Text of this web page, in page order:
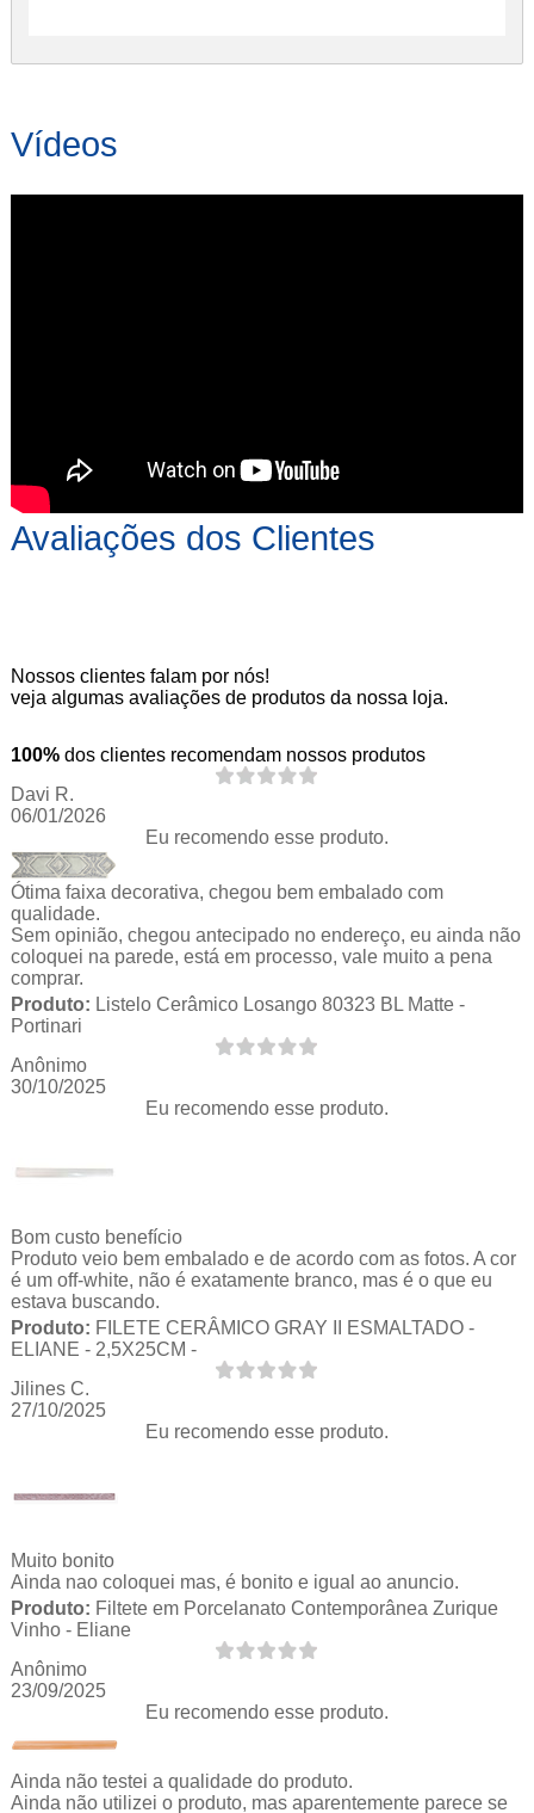
Vídeos
Avaliações dos Clientes
Nossos clientes falam por nós!
veja algumas avaliações de produtos da nossa loja.
100% dos clientes recomendam nossos produtos
Davi R.
06/01/2026
Eu recomendo esse produto.
Ótima faixa decorativa, chegou bem embalado com
qualidade.
Sem opinião, chegou antecipado no endereço, eu ainda não
coloquei na parede, está em processo, vale muito a pena
comprar.
Produto: Listelo Cerâmico Losango 80323 BL Matte -
Portinari
Anônimo
30/10/2025
Eu recomendo esse produto.
Bom custo benefício
Produto veio bem embalado e de acordo com as fotos. A cor
é um off-white, não é exatamente branco, mas é o que eu
estava buscando.
Produto: FILETE CERÂMICO GRAY II ESMALTADO -
ELIANE - 2,5X25CM -
Jilines C.
27/10/2025
Eu recomendo esse produto.
Muito bonito
Ainda nao coloquei mas, é bonito e igual ao anuncio.
Produto: Filtete em Porcelanato Contemporânea Zurique
Vinho - Eliane
Anônimo
23/09/2025
Eu recomendo esse produto.
Ainda não testei a qualidade do produto.
Ainda não utilizei o produto, mas aparentemente parece se